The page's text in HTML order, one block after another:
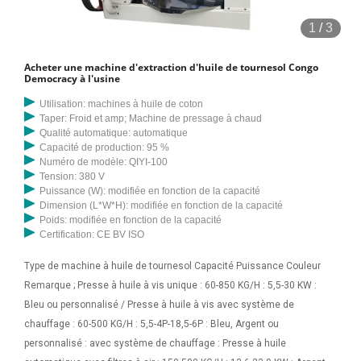
électrique à 8 têtes avec torréfacteur, nom/numéro du modèle :... ₹ 1,7
Lakh Obtenir un devis MOTEUR, PULLY Semi Automatique Machine
un fabricant et fournisseur professionnel de machines de traitement
à huile à vis, équipement de raffinerie de pétrole que nous avons
développé, peut traiter une variété de graines et de noix oléagineuses
pour produire différentes huiles végétales, notamment le soja, le
coprah, l'arachide/arachide, le palmiste, les graines de chanvre, le
colza, les graines de camélia/thé. , graine de moutarde
1 /3
Acheter une machine d'extraction d'huile de tournesol Congo
Democracy à l'usine
Utilisation: machines à huile de coton
Taper: Froid et amp; Machine de pressage à chaud
Qualité automatique: automatique
Capacité de production: 95 %
Numéro de modèle: QIYI-100
Tension: 380 V
Puissance (W): modifiée en fonction de la capacité
Dimension (L*W*H): modifiée en fonction de la capacité
Poids: modifiée en fonction de la capacité
Certification: CE BV ISO
Type de machine à huile de tournesol Capacité Puissance Couleur
Remarque ; Presse à huile à vis unique : 60-850 KG/H : 5,5-30 KW :
Bleu ou personnalisé / Presse à huile à vis avec système de
chauffage : 60-500 KG/H : 5,5-4P-18,5-6P : Bleu, Argent ou
personnalisé : avec système de chauffage : Presse à huile